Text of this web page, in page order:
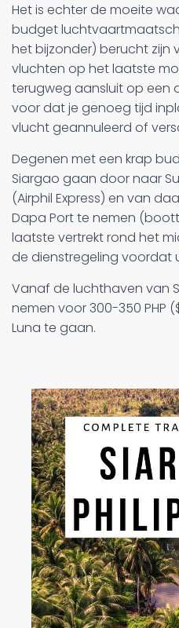
Het is echter de moeite
budget
het bijzonder) berucht zijn
vluchten op het laatste
terugweg aansluit op een
voor dat je genoeg tijd
vlucht geannuleerd of
Degenen met een krap
Siargao gaan door naar
(Airphil Express) en van
Dapa Port te nemen
laatste vertrekt rond het
de dienstregeling voordat
Vanaf de luchthaven van
nemen voor 300-350 PHP
Luna te gaan.